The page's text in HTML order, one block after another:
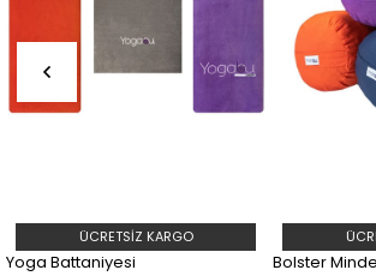
Battaniyesi
ÜCRETSIZ KARGO
Bolster Minder